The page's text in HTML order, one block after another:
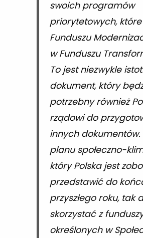
swoich programów
priorytetowych,
Funduszu
w Funduszu
To jest niezwykle
dokument, który
potrzebny również
rządowi do
innych dokumentów.
planu społeczno-
który Polska jest
przedstawić do
przyszłego roku, tak
skorzystać z
określonych w